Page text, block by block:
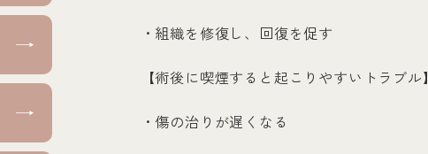
・組織を修復し、回復を促す
【術後に喫煙すると起こりやすいトラブル】
・傷の治りが遅くなる